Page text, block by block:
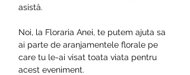
asistă.
Noi, la Floraria Anei, te putem ajuta sa
ai parte de aranjamentele florale pe
care tu le-ai visat toata viata pentru
acest eveniment.